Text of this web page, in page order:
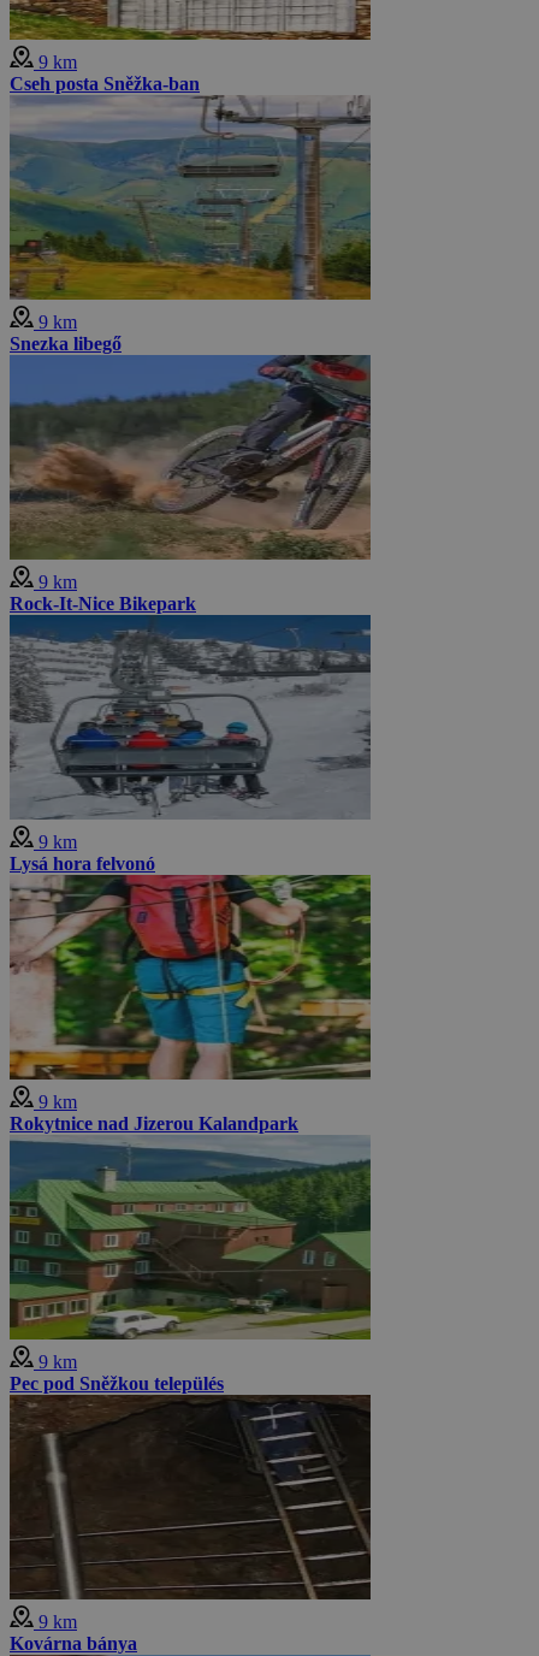
9 km
Cseh posta Sněžka-ban
9 km
Snezka libegő
9 km
Rock-It-Nice Bikepark
9 km
Lysá hora felvonó
9 km
Rokytnice nad Jizerou Kalandpark
9 km
Pec pod Sněžkou település
9 km
Kovárna bánya